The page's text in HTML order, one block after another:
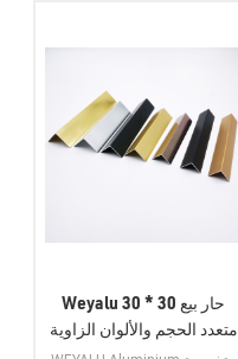
Weyalu حار بيع 30 * 30
متعدد الحجم والألوان الزاوية